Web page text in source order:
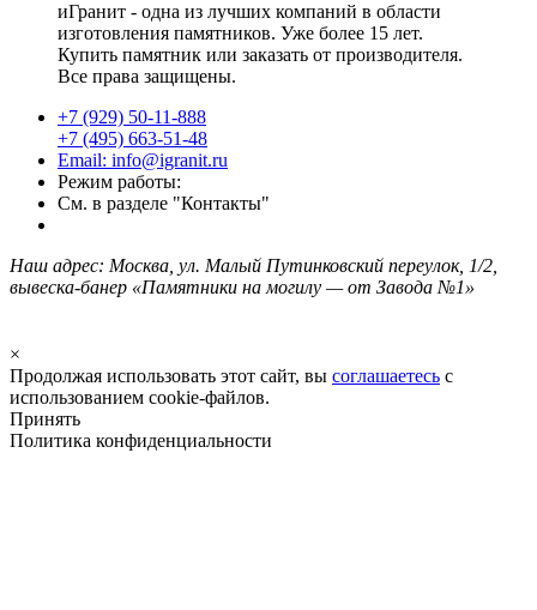
иГранит - одна из лучших компаний в области
изготовления памятников. Уже более 15 лет.
Купить памятник или заказать от производителя.
Все права защищены.
+7 (929) 50-11-888
+7 (495) 663-51-48
Email: info@igranit.ru
Режим работы:
См. в разделе "Контакты"
Наш адрес: Москва, ул. Малый Путинковский переулок, 1/2,
вывеска-банер «Памятники на могилу — от Завода №1»
×
Продолжая использовать этот сайт, вы соглашаетесь с
использованием cookie-файлов.
Принять
Политика конфиденциальности